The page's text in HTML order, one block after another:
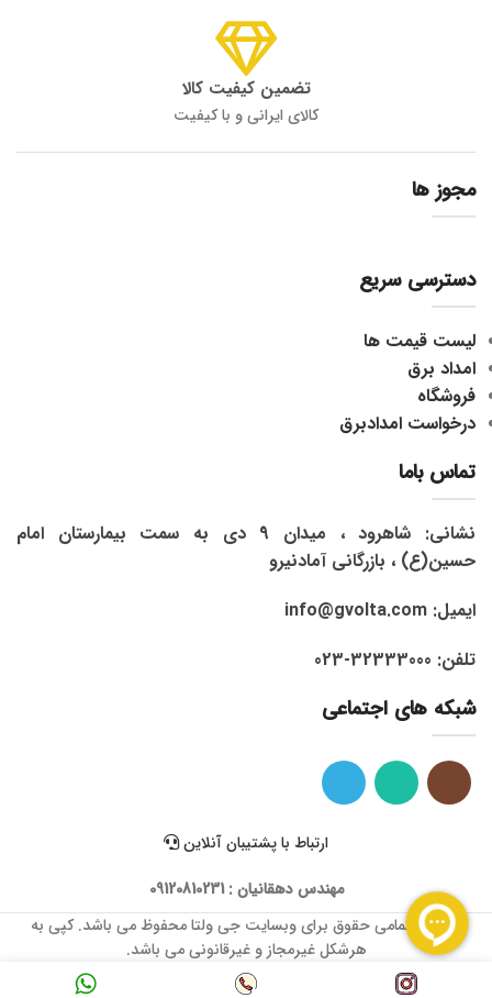
تضمین کیفیت کالا
کالای ایرانی و با کیفیت
مجوز ها
دسترسی سریع
لیست قیمت ها
امداد برق
فروشگاه
درخواست امدادبرق
تماس باما
نشانی: شاهرود ، میدان 9 دی به سمت بیمارستان امام
حسین(ع) ، بازرگانی آمادنیرو
ایمیل: info@gvolta.com
تلفن: 32333000-023
شبکه های اجتماعی
ارتباط با پشتیبان آنلاین
مهندس دهقانیان : 09120810231
1399 © تمامی حقوق برای وبسایت جی ولتا محفوظ می باشد. کپی به
هرشکل غیرمجاز و غیرقانونی می باشد.